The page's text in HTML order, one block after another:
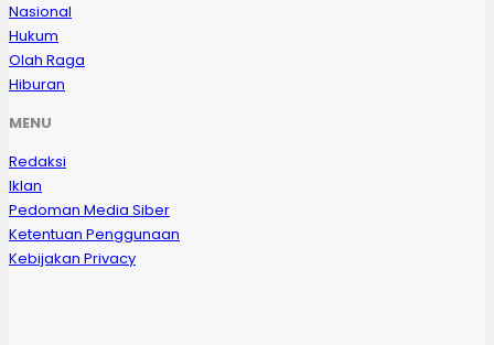
Nasional
Hukum
Olah Raga
Hiburan
MENU
Redaksi
Iklan
Pedoman Media Siber
Ketentuan Penggunaan
Kebijakan Privacy